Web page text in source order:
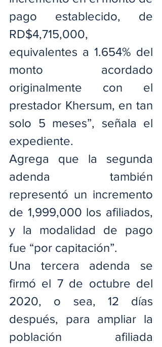
pago establecido, de
RD$4,715,000,
equivalentes a 1.654% del
monto acordado
originalmente con el
prestador Khersum, en tan
solo 5 meses”, señala el
expediente.
Agrega que la segunda
adenda también
representó un incremento
de 1,999,000 los afiliados,
y la modalidad de pago
fue “por capitación”.
Una tercera adenda se
firmó el 7 de octubre del
2020, o sea, 12 días
después, para ampliar la
población afiliada